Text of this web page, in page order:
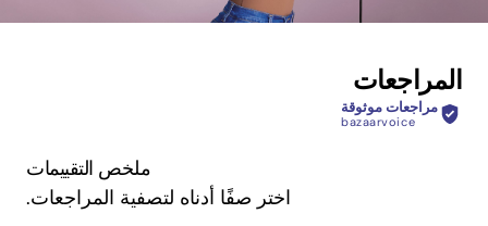
المراجعات
مراجعات موثوقة
bazaarvoice
ملخص التقييمات
اختر صفًا أدناه لتصفية المراجعات.